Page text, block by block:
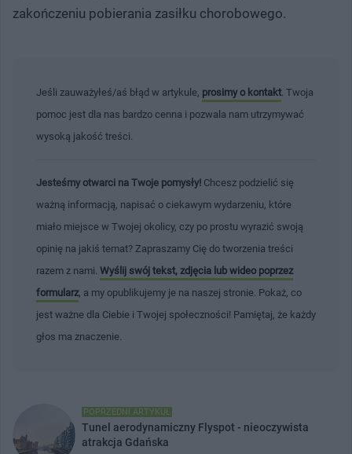
zakończeniu pobierania zasiłku chorobowego.
Jeśli zauważyłeś/aś błąd w artykule, prosimy o kontakt . Twoja
pomoc jest dla nas bardzo cenna i pozwala nam utrzymywać
wysoką jakość treści.
Jesteśmy otwarci na Twoje pomysły! Chcesz podzielić się
ważną informacją, napisać o ciekawym wydarzeniu, które
miało miejsce w Twojej okolicy, czy po prostu wyrazić swoją
opinię na jakiś temat? Zapraszamy Cię do tworzenia treści
razem z nami. Wyślij swój tekst, zdjęcia lub wideo poprzez
formularz , a my opublikujemy je na naszej stronie. Pokaż, co
jest ważne dla Ciebie i Twojej społeczności! Pamiętaj, że każdy
głos ma znaczenie.
POPRZEDNI ARTYKUŁ
Tunel aerodynamiczny Flyspot - nieoczywista
atrakcja Gdańska